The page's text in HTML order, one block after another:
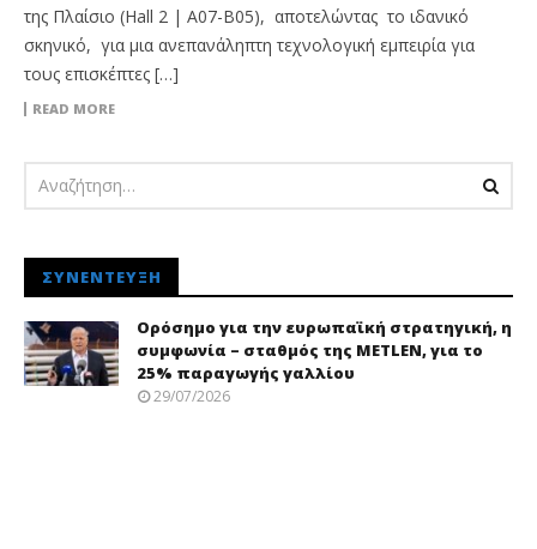
της Πλαίσιο (Hall 2 | A07-B05), αποτελώντας το ιδανικό
σκηνικό, για μια ανεπανάληπτη τεχνολογική εμπειρία για
τους επισκέπτες […]
READ MORE
ΣΥΝΈΝΤΕΥΞΗ
Ορόσημο για την ευρωπαϊκή στρατηγική, η
συμφωνία – σταθμός της METLEN, για το
25% παραγωγής γαλλίου
29/07/2026